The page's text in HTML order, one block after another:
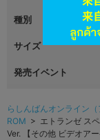
種別
サイズ
発売イベント
らしんばんオンライン
ROM > エトランゼ ス
Ver. 【その他 ビデオア